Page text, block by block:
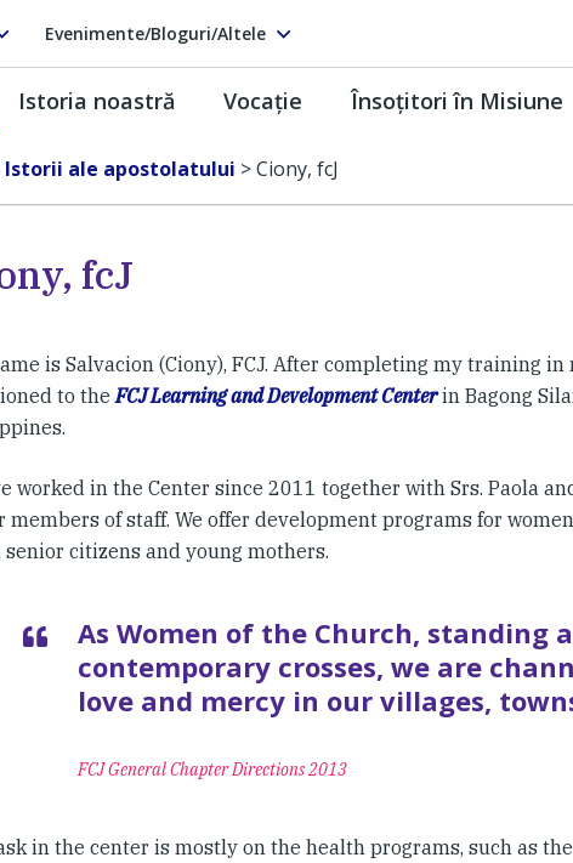
Evenimente/Bloguri/Altele
Istoria noastră Vocaţie Însoţitori în Misiune
Istorii ale apostolatului >Ciony, fcJ
fcJ
is Salvacion (Ciony), FCJ. After completing my training in
to theFCJ Learning and Development Centerin Bagong
worked in the Center since 2011 together with Srs. Paola
members of staff. We offer development programs for
senior citizens and young mothers.
As Women of the Church, standing
contemporary crosses, we are
love and mercy in our villages,
FCJ General Chapter Directions 2013
in the center is mostly on the health programs, such as